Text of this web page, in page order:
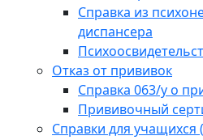
Справка из
диспансера
Отказ от прививок
Справка 063/у о
Прививочный
Справки для учащихся